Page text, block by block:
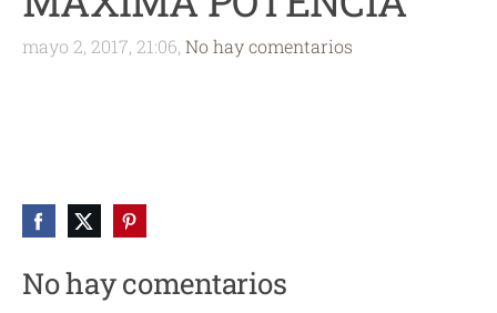
mayo 2, 2017, 21:06, No hay comentarios
No hay comentarios